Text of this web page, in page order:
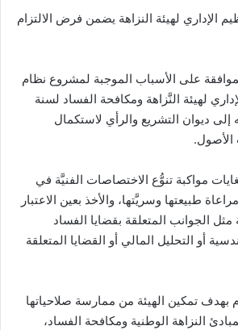
الإداري لهيئة النزاهة يضمن فرض الالتزام
على الأسباب الموجبة لمشروع نظام
لهيئة النَّزاهة ومكافحة الفساد لسنة
إلى ديوان التشريع والرأي لاستكمال
مواكبة تنوُّع الاختصاصات الفنيَّة في
طبيعتها وسريَّتها، والأخذ بعين الاعتبار
مثل الجوانب المتعلقة بقضايا الفساد
أو التحليل المالي أو القضايا المتعلقة
بهدف تمكين الهيئة من ممارسة صلاحياتها
النزاهة الوطنية ومكافحة الفساد،